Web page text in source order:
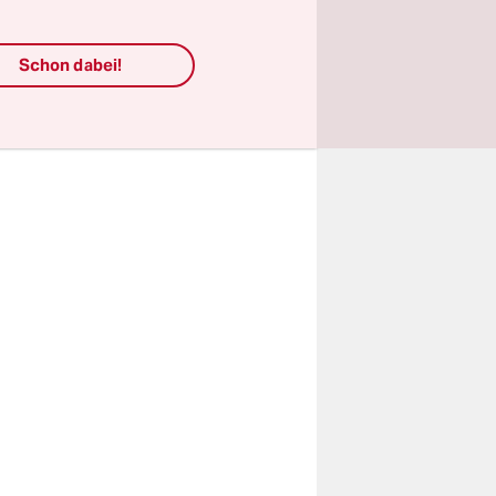
rein
aktuell
Schon dabei!